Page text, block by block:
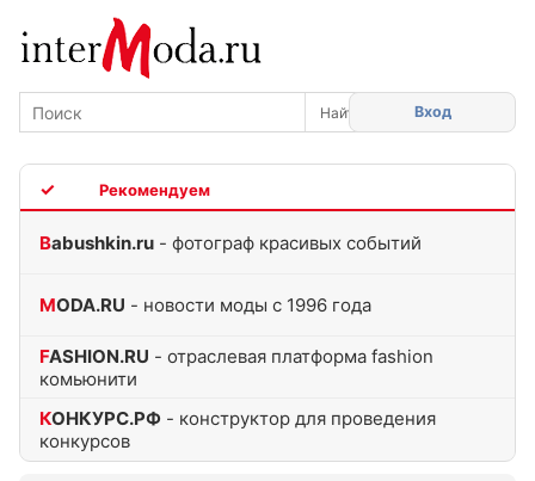
Вход
Babushkin.ru - фотограф красивых событий
MODA.RU - новости моды с 1996 года
FASHION.RU - отраслевая платформа fashion
комьюнити
КОНКУРС.РФ - конструктор для проведения
конкурсов